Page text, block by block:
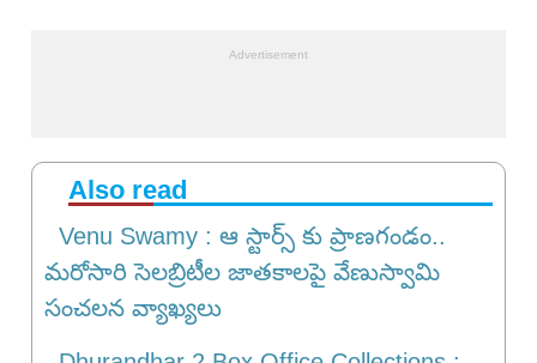
Also read
Venu Swamy : ఆ స్టార్స్ కు ప్రాణ‌గండం..
మరోసారి సెలబ్రిటీల జాతకాలపై వేణుస్వామి
సంచలన వ్యాఖ్యలు